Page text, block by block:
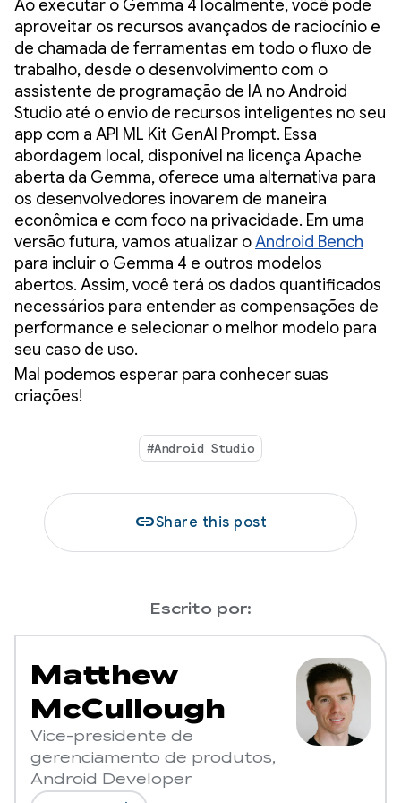
Ao executar o Gemma 4 localmente, você pode
aproveitar os recursos avançados de raciocínio e
de chamada de ferramentas em todo o fluxo de
trabalho, desde o desenvolvimento com o
assistente de programação de IA no Android
Studio até o envio de recursos inteligentes no seu
app com a API ML Kit GenAI Prompt. Essa
abordagem local, disponível na licença Apache
aberta da Gemma, oferece uma alternativa para
os desenvolvedores inovarem de maneira
econômica e com foco na privacidade. Em uma
versão futura, vamos atualizar oAndroid Bench
para incluir o Gemma 4 e outros modelos
abertos. Assim, você terá os dados quantificados
necessários para entender as compensações de
performance e selecionar o melhor modelo para
seu caso de uso.
Mal podemos esperar para conhecer suas
criações!
#Android Studio
linkShare this post
Escrito por:
Matthew
McCullough
Vice-presidente de
gerenciamento de produtos,
Android Developer